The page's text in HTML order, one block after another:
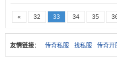
« 32 33 34 35
友情链接： 传奇私服 找私服 传奇开